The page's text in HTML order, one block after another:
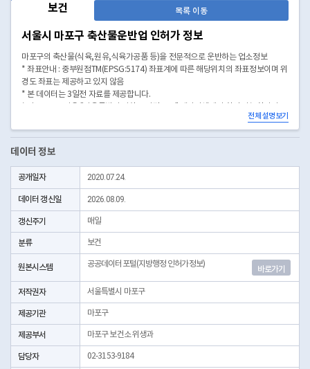
보건 목록 이동
서울시 마포구 축산물운반업 인허가 정보
마포구의 축산물(식육,원유,식육가공품 등)을 전문적으로 운반하는 업소정보
* 좌표안내 : 중부원점TM(EPSG:5174) 좌표계에 따른 해당위치의 좌표정보이며 위
경도 좌표는 제공하고 있지 않음
* 본 데이터는 3일전 자료를 제공합니다.
(https://data.seoul.go.kr/dataList/OA-22872/S/1/datasetView.do)전체 설명보기
데이터 정보
공개일자 2020.07.24.
데이터 갱신일 2026.08.09.
갱신주기 매일
분류 보건
원본시스템 공공데이터포털(지방행정 인허가정보)
바로가기
저작권자 서울특별시 마포구
제공기관 마포구
제공부서 마포구 보건소 위생과
담당자 02-3153-9184